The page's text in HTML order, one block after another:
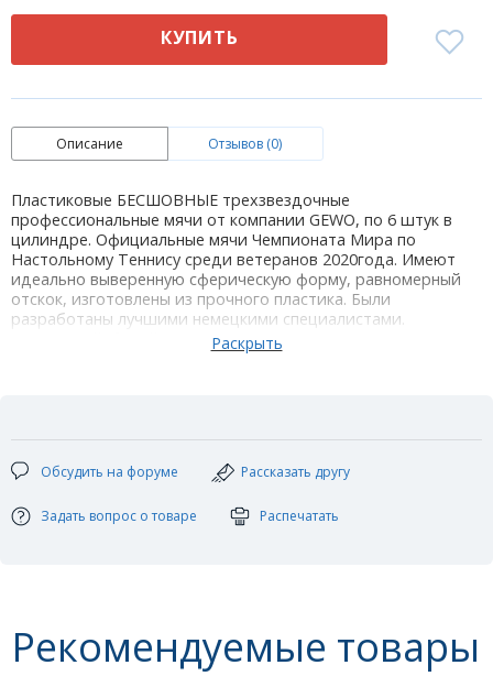
КУПИТЬ
Описание Отзывов (0)
Пластиковые БЕСШОВНЫЕ трехзвездочные
профессиональные мячи от компании GEWO, по 6 штук в
цилиндре. Официальные мячи Чемпионата Мира по
Настольному Теннису среди ветеранов 2020года. Имеют
идеально выверенную сферическую форму, равномерный
отскок, изготовлены из прочного пластика. Были
разработаны лучшими немецкими специалистами.
Обсудить на форуме Рассказать другу
Задать вопрос о товаре Распечатать
Рекомендуемые товары